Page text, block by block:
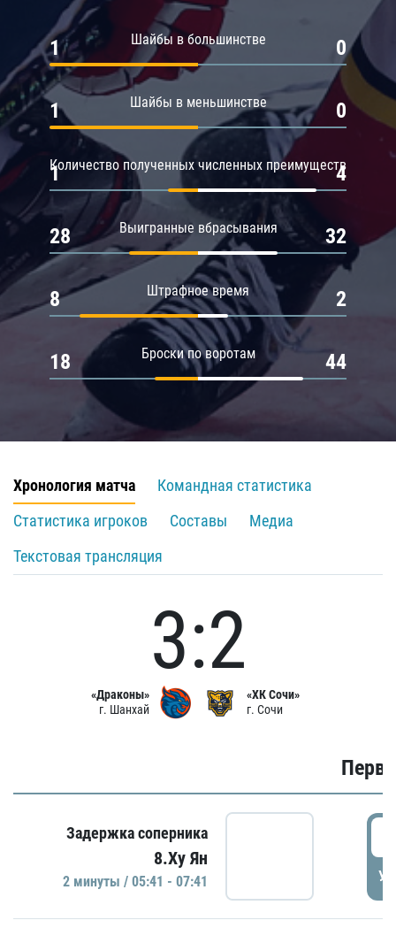
Шайбы в большинстве
1 0
Шайбы в меньшинстве
1 0
Количество полученных численных преимуществ
1 4
Выигранные вбрасывания
28 32
Штрафное время
8 2
Броски по воротам
18 44
Хронология матча
Командная статистика
Статистика игроков
Составы
Медиа
Текстовая трансляция
«Драконы»
г. Шанхай
3:2
«ХК Сочи»
г. Сочи
Задержка соперника
8.Ху Ян
2 минуты / 05:41 - 07:41